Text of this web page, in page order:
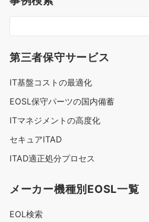
第三者保守サービス
IT基盤コストの最適化
EOSL保守パーツの国内備蓄
ITマネジメントの高度化
セキュアITAD
ITAD適正処分プロセス
メーカー機種別EOSL一覧
EOL検索